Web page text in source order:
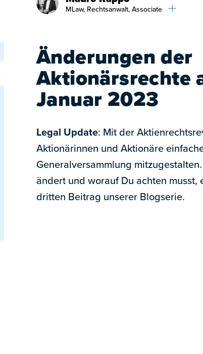
MLaw, Rechtsanwalt, Associate
Änderungen der
Aktionärsrechte
Januar 2023
Legal Update: Mit der
Aktionärinnen und Aktionäre
Generalversammlung
ändert und worauf Du achten musst,
dritten Beitrag unserer Blogserie.